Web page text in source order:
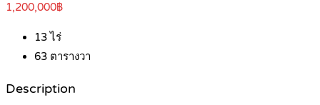
1,200,000฿
13ไร่
63 ตารางวา
Description